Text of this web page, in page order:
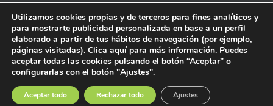
Política de cookies | Información legal y privacidad
| Web mantenida
porStudi7
Facebook YouTubeInstagramSpotify
Bluesky
social
Threads
Utilizamos cookies propias y de terceros para fines analíticos y
para mostrarte publicidad personalizada en base a un perfil
elaborado a partir de tus hábitos de navegación (por ejemplo,
páginas visitadas). Clica aquípara más información. Puedes
aceptar todas las cookies pulsando el botón “Aceptar” o
configurarlas con el botón "Ajustes".
Aceptar todo Rechazar todo Ajustes